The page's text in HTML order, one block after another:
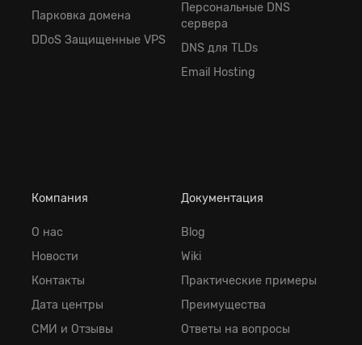
Парковка домена
DDoS Защищенные VPS
Персональные DNS
сервера
DNS для TLDs
Email Hosting
Компания
О нас
Новости
Контакты
Дата центры
СМИ и Отзывы
Документация
Blog
Wiki
Практические примеры
Преимущества
Ответы на вопросы